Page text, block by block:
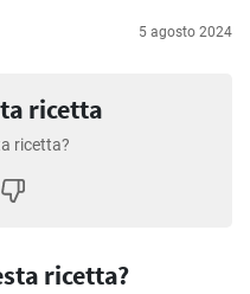
5 agosto 2024
ricetta
ricetta?
ricetta?